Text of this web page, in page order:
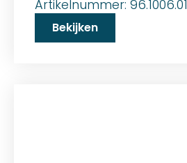
Artikelnummer: 96.1006.01
Bekijken